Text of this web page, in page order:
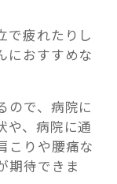
で疲れたりし
におすすめな
ので、病院に
や、病院に通
こりや腰痛な
期待できま